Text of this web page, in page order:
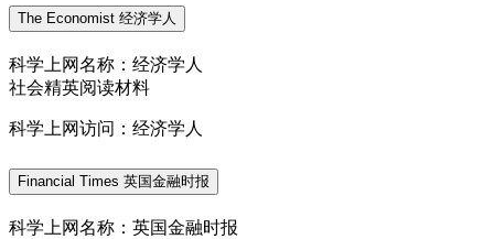
The Economist 经济学人
科学上网名称：经济学人
社会精英阅读材料
科学上网访问：经济学人
Financial Times 英国金融时报
科学上网名称：英国金融时报